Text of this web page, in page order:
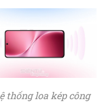
thống loa kép công